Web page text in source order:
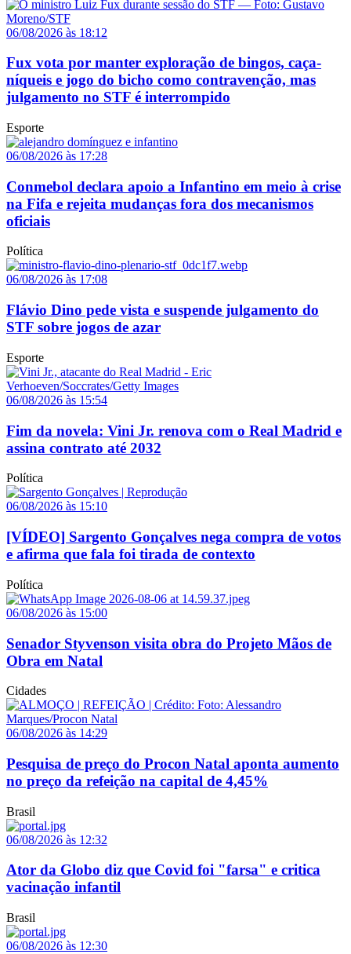
06/08/2026 às 18:12
Fux vota por manter exploração de bingos, caça-
níqueis e jogo do bicho como contravenção, mas
julgamento no STF é interrompido
Esporte
06/08/2026 às 17:28
Conmebol declara apoio a Infantino em meio à crise
na Fifa e rejeita mudanças fora dos mecanismos
oficiais
Política
06/08/2026 às 17:08
Flávio Dino pede vista e suspende julgamento do
STF sobre jogos de azar
Esporte
06/08/2026 às 15:54
Fim da novela: Vini Jr. renova com o Real Madrid e
assina contrato até 2032
Política
06/08/2026 às 15:10
[VÍDEO] Sargento Gonçalves nega compra de votos
e afirma que fala foi tirada de contexto
Política
06/08/2026 às 15:00
Senador Styvenson visita obra do Projeto Mãos de
Obra em Natal
Cidades
06/08/2026 às 14:29
Pesquisa de preço do Procon Natal aponta aumento
no preço da refeição na capital de 4,45%
Brasil
06/08/2026 às 12:32
Ator da Globo diz que Covid foi "farsa" e critica
vacinação infantil
Brasil
06/08/2026 às 12:30